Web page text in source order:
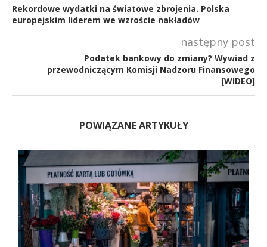
Rekordowe wydatki na światowe zbrojenia. Polska
europejskim liderem we wzroście nakładów
następny post
Podatek bankowy do zmiany? Wywiad z
przewodniczącym Komisji Nadzoru Finansowego
[WIDEO]
POWIĄZANE ARTYKUŁY